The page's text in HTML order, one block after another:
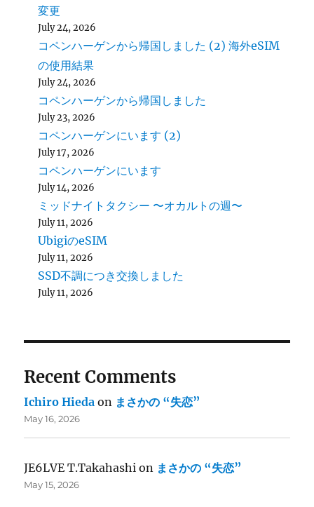
変更
July 24, 2026
コペンハーゲンから帰国しました (2) 海外eSIM
の使用結果
July 24, 2026
コペンハーゲンから帰国しました
July 23, 2026
コペンハーゲンにいます (2)
July 17, 2026
コペンハーゲンにいます
July 14, 2026
ミッドナイトタクシー 〜オカルトの週〜
July 11, 2026
UbigiのeSIM
July 11, 2026
SSD不調につき交換しました
July 11, 2026
Recent Comments
Ichiro Hieda on まさかの “失恋”
May 16, 2026
JE6LVE T.Takahashi on まさかの “失恋”
May 15, 2026